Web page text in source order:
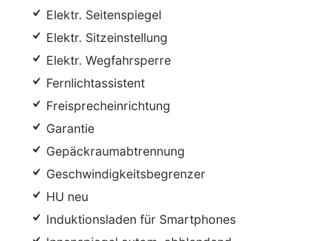
Elektr. Seitenspiegel
Elektr. Sitzeinstellung
Elektr. Wegfahrsperre
Fernlichtassistent
Freisprecheinrichtung
Garantie
Gepäckraumabtrennung
Geschwindigkeitsbegrenzer
HU neu
Induktionsladen für Smartphones